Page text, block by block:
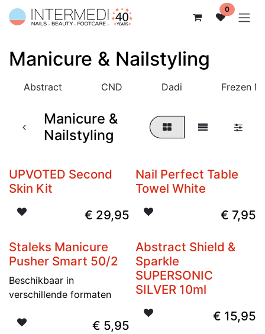
Overslaan naar inhoud 0
Manicure & Nailstyling
Abstract CND Dadi Frezen
Manicure &
Nailstyling
Nieuw
UPVOTED Second
Skin Kit
€ 29,95
Nail Perfect Table
Towel White
€ 7,95
Nieuw
Staleks Manicure
Pusher Smart 50/2
Beschikbaar in
verschillende formaten
€ 5,95
Abstract Shield &
Sparkle
SUPERSONIC
SILVER 10ml
€ 15,95